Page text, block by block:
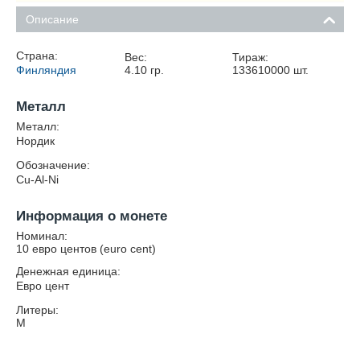
Описание
Страна:
Финляндия
Вес:
4.10гр.
Тираж:
133610000 шт.
Металл
Металл:
Нордик
Обозначение:
Cu-Al-Ni
Информация о монете
Номинал:
10 евро центов (euro cent)
Денежная единица:
Евро цент
Литеры:
М